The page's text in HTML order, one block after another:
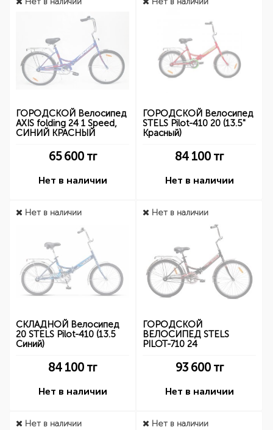
ГОРОДСКОЙ Велосипед
AXIS folding 24 1 Speed,
СИНИЙ КРАСНЫЙ
65 600тг
Нет в наличии
ГОРОДСКОЙ Велосипед
STELS Pilot-410 20 (13.5"
Красный)
84 100 тг
Нет в наличии
Нет в наличии
СКЛАДНОЙ Велосипед
20 STELS Pilot-410 (13.5
Синий)
84 100 тг
Нет в наличии
Нет в наличии
ГОРОДСКОЙ
ВЕЛОСИПЕД STELS
PILOT-710 24
93 600тг
Нет в наличии
Нет в наличии Нет в наличии